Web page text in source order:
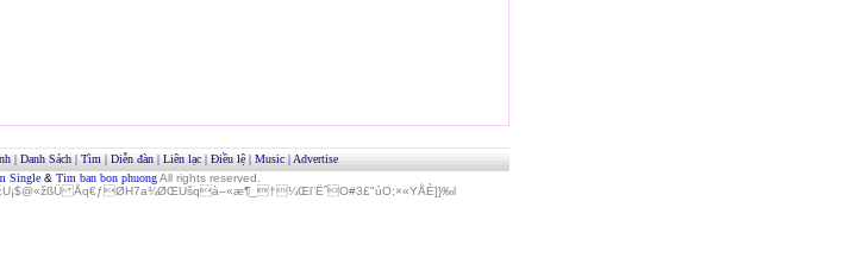
| Danh Sách | Tìm | Diễn đàn | Liên lạc | Điều lệ | Music | Advertise
Single& Tim ban bon phuong All rights reserved.
Åq€ƒØH7a¾ØŒUšqà–«æ¶_†¼Œl¨ËˆO#3£"úO;×«Y­ÅÈ]}‰l